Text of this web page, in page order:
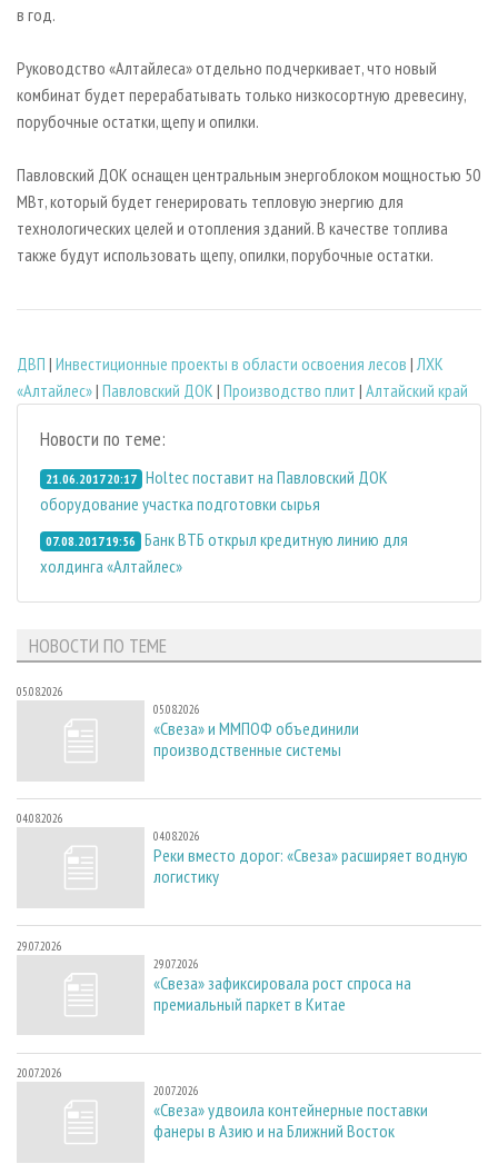
в год.
Руководство «Алтайлеса» отдельно подчеркивает, что новый
комбинат будет перерабатывать только низкосортную древесину,
порубочные остатки, щепу и опилки.
Павловский ДОК оснащен центральным энергоблоком мощностью 50
МВт, который будет генерировать тепловую энергию для
технологических целей и отопления зданий. В качестве топлива
также будут использовать щепу, опилки, порубочные остатки.
ДВП | Инвестиционные проекты в области освоения лесов |ЛХК
«Алтайлес»| Павловский ДОК | Производство плит | Алтайский край
Новости по теме:
21.06.2017 20:17 Holtec поставит на Павловский ДОК
оборудование участка подготовки сырья
07.08.2017 19:56 Банк ВТБ открыл кредитную линию для
холдинга «Алтайлес»
НОВОСТИ ПО ТЕМЕ
05.08.2026
05.08.2026
«Свеза» и ММПОФ объединили
производственные системы
04.08.2026
04.08.2026
Реки вместо дорог: «Свеза» расширяет водную
логистику
29.07.2026
29.07.2026
«Свеза» зафиксировала рост спроса на
премиальный паркет в Китае
20.07.2026
20.07.2026
«Свеза» удвоила контейнерные поставки
фанеры в Азию и на Ближний Восток